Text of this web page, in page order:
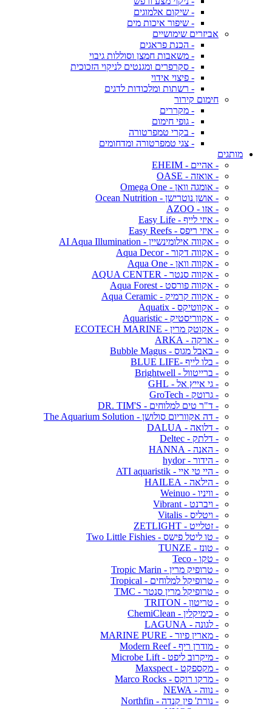
- שיקום אלמוגים
- שיפור איכות מים
אביזרים שימושיים
- הכנת פראגים
- משאבות חמצן וסוללות גיבוי
- סקרפרים ומגנטים לניקוי הזכוכית
- פיצוי אידוי
- רשתות ומלכודות לדגים
חימום קירור
- מקררים
- גופי חימום
- בקרי טמפרטורה
- צגי טמפרטורה ומדחומים
מותגים
- אהיים - EHEIM
- אואזה - OASE
- אומגה וואן - Omega One
- אושן נוטרישן - Ocean Nutrition
- אזו - AZOO
- איזי לייף - Easy Life
- איזי ריפס - Easy Reefs
- אקווה אילומינשיין - AI Aqua Illumination
- אקווה דקור - Aqua Decor
- אקווה וואן - Aqua One
- אקווה סנטר - AQUA CENTER
- אקווה פורסט - Aqua Forest
- אקווה קרמיק - Aqua Ceramic
- אקווטיקס - Aquatix
- אקווריסטיק - Aquaristic
- אקוטק מרין - ECOTECH MARINE
- ארקה - ARKA
- באבל מגוס - Bubble Magus
- בלו לייף -BLUE LIFE
- ברייטוול - Brightwell
- גי אייץ אל - GHL
- גרוטק - GroTech
- ד"ר טים למלוחים - DR. TIM'S
- דה אקווריום סולושן - The Aquarium Solution
- דלואה - DALUA
- דלתק - Deltec
- האנה - HANNA
- הידור - hydor
- היי טי איי - ATI aquaristik
- הילאה - HAILEA
- וויניו - Weinuo
- ויברנט - Vibrant
- ויטליס - Vitalis
- זטלייט - ZETLIGHT
- טו ליטל פישס - Two Little Fishies
- טונז - TUNZE
- טקו - Teco
- טרופיק מרין - Tropic Marin
- טרופיקל למלוחים - Tropical
- טרופיקל מרין סנטר - TMC
- טריטון - TRITON
- כימיקלין - ChemiClean
- לגונה - LAGUNA
- מארין פיור - MARINE PURE
- מודרן ריף - Modern Reef
- מיקרוב ליפט - Microbe Lift
- מקספקט - Maxspect
- מרקו רוקס - Marco Rocks
- נווה - NEWA
- נורת' פין קנדה - Northfin